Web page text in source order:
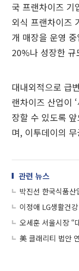
국 프랜차이즈 기
외식 프랜차이즈
개 매장을 운영
20%나 성장한 규
대내외적으로 급
랜차이즈 산업이
장할 수 있도록
며, 이투데이의
관련 뉴스
오세훈 서울시장 “